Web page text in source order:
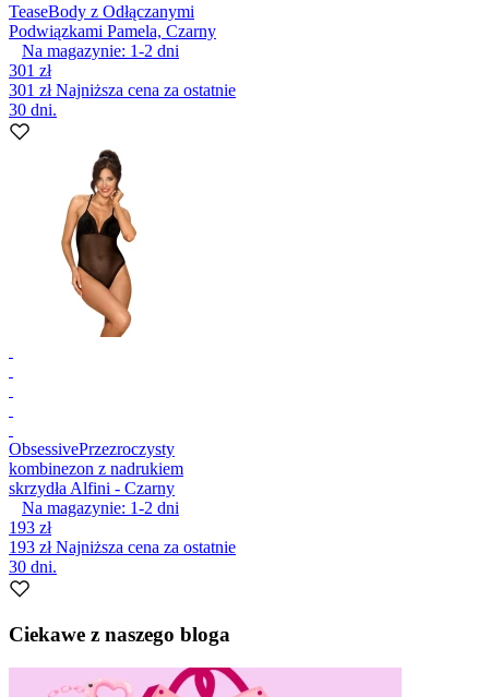
TeaseBody z Odłączanymi
Podwiązkami Pamela, Czarny
Na magazynie: 1-2 dni
301 zł
301 złNajniższa cena za ostatnie
30 dni.
ObsessivePrzezroczysty
kombinezon z nadrukiem
skrzydła Alfini - Czarny
Na magazynie: 1-2 dni
193 zł
193 złNajniższa cena za ostatnie
30 dni.
Ciekawe z naszego bloga